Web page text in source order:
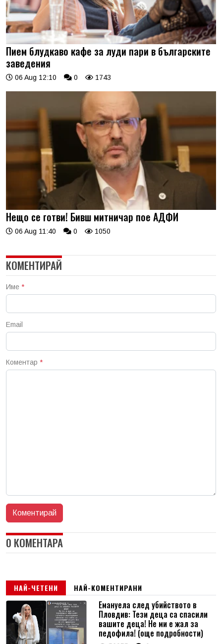
Пием блудкаво кафе за луди пари в българските
заведения
06 Aug 12:10 0 1743
Нещо се готви! Бивш митничар пое АДФИ
06 Aug 11:40 0 1050
КОМЕНТИРАЙ
Име *
Email
Коментар *
0 КОМЕНТАРА
НАЙ-ЧЕТЕНИ НАЙ-КОМЕНТИРАНИ
Емануела след убийството в
Пловдив: Тези деца са спасили
вашите деца! Не ми е жал за
педофила! (още подробности)